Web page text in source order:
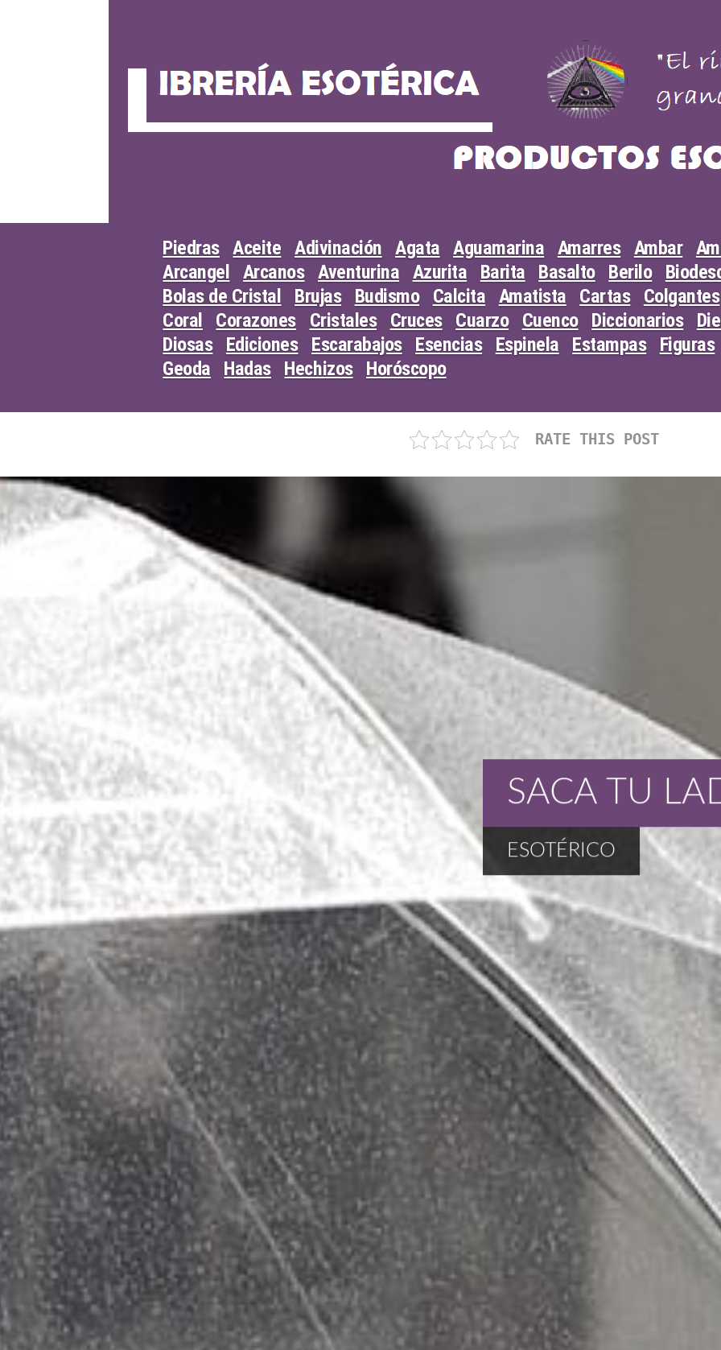
Piedras Aceite Adivinación Agata Aguamarina Amarres Ambar
Arcangel
Arcanos Aventurina Azurita Barita Basalto Berilo
Bolas de Cristal
Brujas Budismo Calcita Amatista Cartas
Colgantes
Coral
Corazones Cristales Cruces Cuarzo Cuenco Diccionarios
Diosas
Ediciones Escarabajos Esencias Espinela Estampas
Figuras
Geoda
Hadas Hechizos Horóscopo
RATE THIS POST
ESOTÉRICO
SACA TU